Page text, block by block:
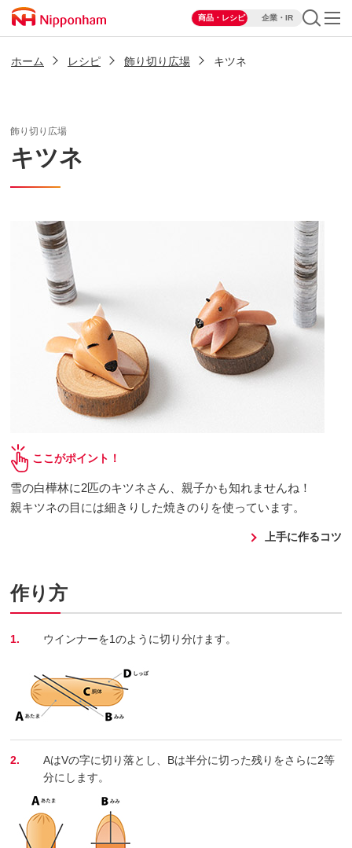
商品・レシピ 企業・IR
ホーム レシピ 飾り切り広場 キツネ
飾り切り広場
キツネ
ここがポイント！
雪の白樺林に2匹のキツネさん、親子かも知れませんね！
親キツネの目には細きりした焼きのりを使っています。
上手に作るコツ
作り方
1. ウインナーを1のように切り分けます。
2.
AはVの字に切り落とし、Bは半分に切った残りをさらに2等
分にします。